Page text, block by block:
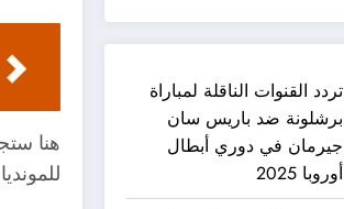
تردد القنوات الناقلة لمباراة
برشلونة ضد باريس سان
جيرمان في دوري أبطال
أوروبا 2025
هنا